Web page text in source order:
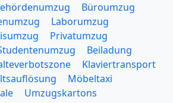
Büroumzug
Laborumzug
Privatumzug
Beiladung
Klaviertransport
Möbeltaxi
Umzugskartons